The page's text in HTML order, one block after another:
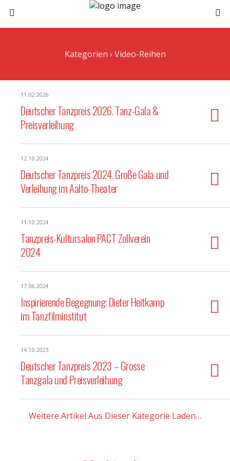
Kategorien › Video-Reihen
11.02.2026
Deutscher Tanzpreis 2026. Tanz-Gala &
Preisverleihung
12.10.2024
Deutscher Tanzpreis 2024. Große Gala und
Verleihung im Aalto-Theater
11.10.2024
Tanzpreis-Kultursalon PACT Zollverein
2024
17.06.2024
Inspirierende Begegnung: Dieter Heitkamp
im Tanzfilminstitut
14.10.2023
Deutscher Tanzpreis 2023 – Grosse
Tanzgala und Preisverleihung
Weitere Artikel Aus Dieser Kategorie Laden…